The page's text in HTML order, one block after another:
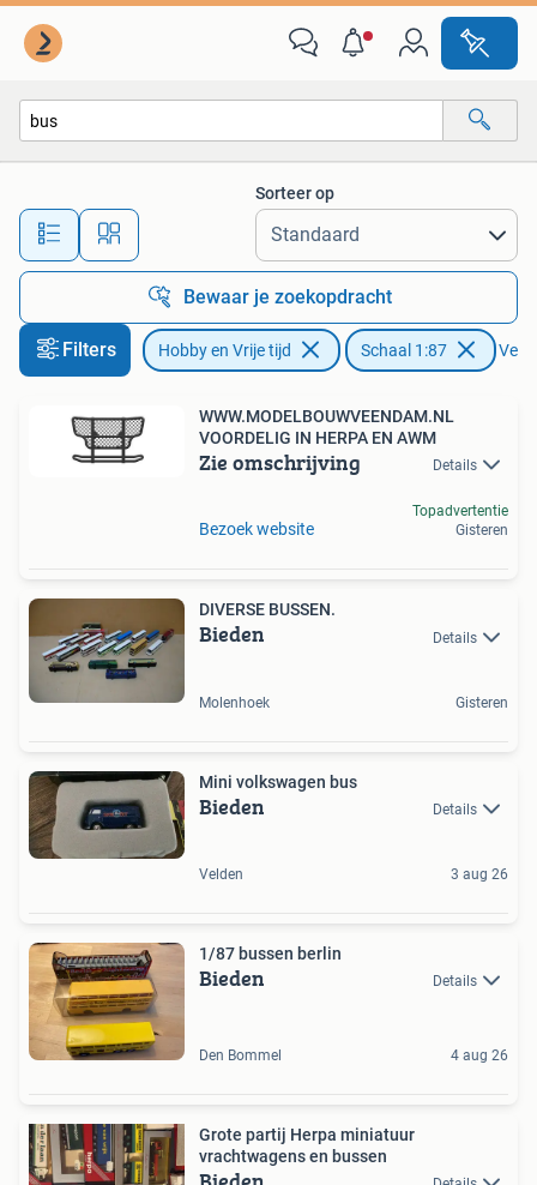
Alle afstanden…
Sorteer op
Bewaar je zoekopdracht
Filters Hobby en Vrije tijd Schaal 1:87
WWW.MODELBOUWVEENDAM.NL
VOORDELIG IN HERPA EN AWM
Zie omschrijving Details
Bezoek website
Topadvertentie
Gisteren
DIVERSE BUSSEN.
Bieden Details
Molenhoek Gisteren
Mini volkswagen bus
Bieden Details
Velden 3 aug 26
1/87 bussen berlin
Bieden Details
Den Bommel 4 aug 26
Grote partij Herpa miniatuur
vrachtwagens en bussen